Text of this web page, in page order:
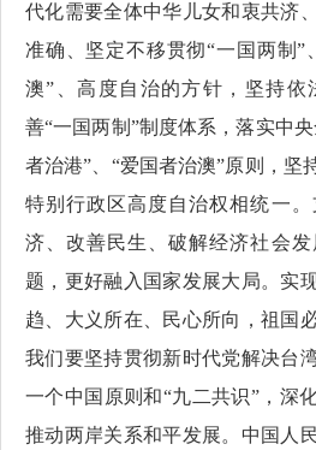
代化需要全体中华儿女和衷共济
准确、坚定不移贯彻“一国两制”
澳”、高度自治的方针，坚持依
善“一国两制”制度体系，落实中
者治港”、“爱国者治澳”原则，坚
特别行政区高度自治权相统一
济、改善民生、破解经济社会
题，更好融入国家发展大局。实
趋、大义所在、民心所向，祖国
我们要坚持贯彻新时代党解决台
一个中国原则和“九二共识”，深
推动两岸关系和平发展。中国人